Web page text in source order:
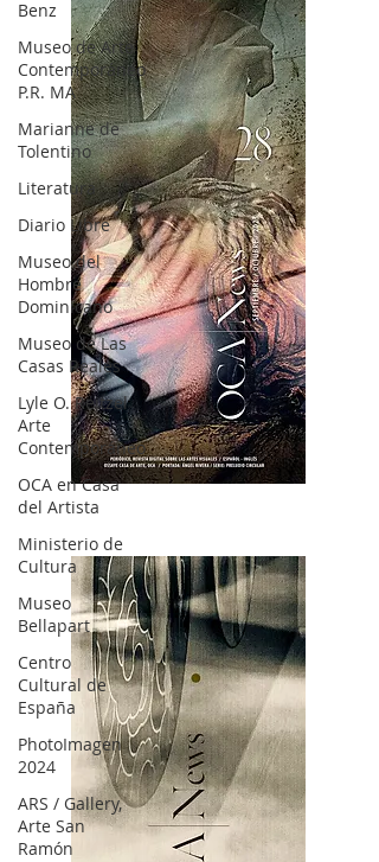
Benz
Museo de Arte
Contemporáneo
P.R. MA
Marianne de
Tolentino
Literatura
Diario Libre
Museo del
Hombre
Dominicano
Museo de Las
Casas Reales
Lyle O. Reitzel
Arte
Contemporáneo
OCA en Casa
del Artista
Ministerio de
Cultura
Museo
Bellapart
Centro
Cultural de
España
PhotoImagen
2024
ARS / Gallery,
Arte San
Ramón
OCA|News 28 / Julio-Agosto-Septiembre, 2023